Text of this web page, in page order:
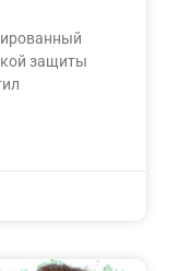
защиты